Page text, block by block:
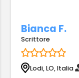
Bianca F.
Scrittore
Lodi, LO, Italia